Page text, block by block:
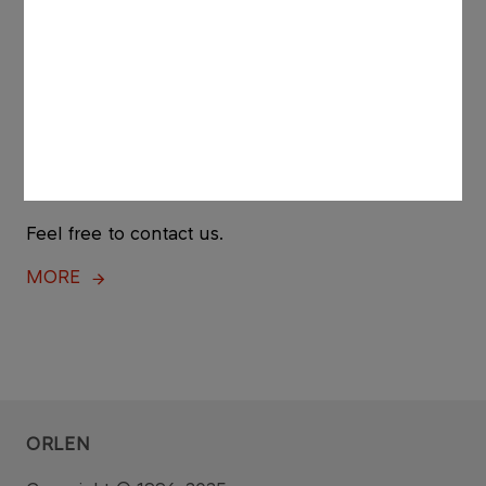
Feel free to contact us.
MORE
ORLEN